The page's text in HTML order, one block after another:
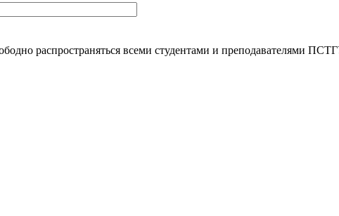
распространяться всеми студентами и преподавателями